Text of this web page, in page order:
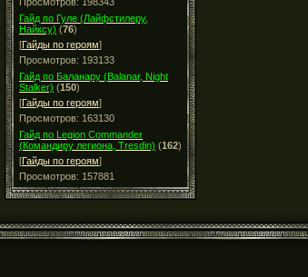
Гайд по Гуле (Лайфстилеру,
Найксу) (76)
[Гайды по героям]
Просмотров: 193133
Гайд по Баланару (Balanar, Night
Stalker) (150)
[Гайды по героям]
Просмотров: 163130
Гайд по Legion Commander
(Командиру легиона, Tresdin) (162)
[Гайды по героям]
Просмотров: 157881